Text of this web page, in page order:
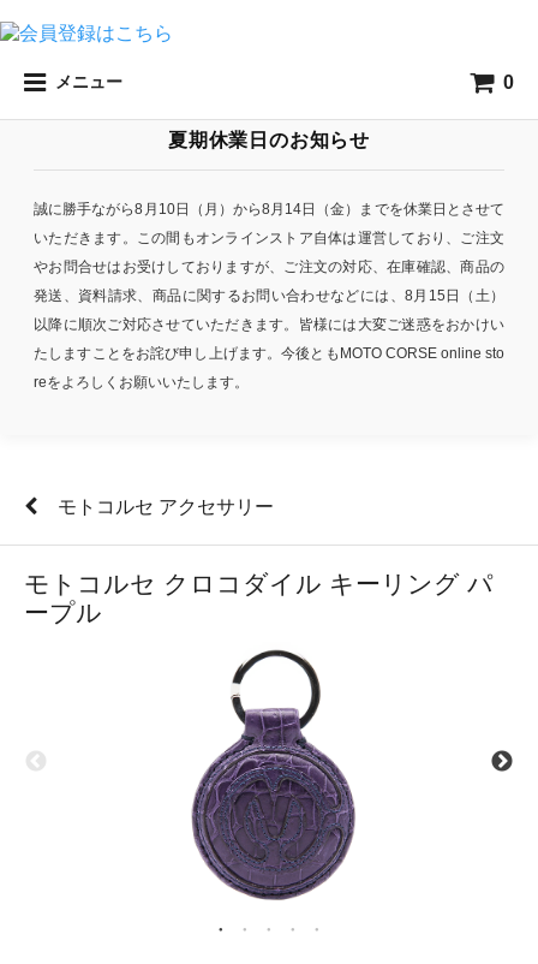
メニュー 0
夏期休業日のお知らせ
誠に勝手ながら8月10日（月）から8月14日（金）までを休業日とさせて
いただきます。この間もオンラインストア自体は運営しており、ご注文
やお問合せはお受けしておりますが、ご注文の対応、在庫確認、商品の
発送、資料請求、商品に関するお問い合わせなどには、8月15日（土）
以降に順次ご対応させていただきます。皆様には大変ご迷惑をおかけい
たしますことをお詫び申し上げます。今後ともMOTO CORSE online sto
reをよろしくお願いいたします。
モトコルセ アクセサリー
モトコルセ クロコダイル キーリング パ
ープル